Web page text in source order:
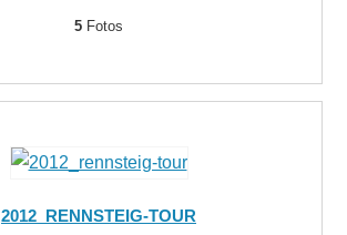
5 Fotos
2012_RENNSTEIG-TOUR